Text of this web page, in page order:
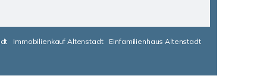
Immobilienkauf Altenstadt
Einfamilienhaus Altenstadt